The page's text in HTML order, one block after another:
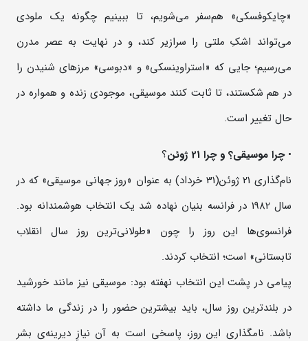
«چایکوفسکی» هم‌سفر می‌شویم، تا ببینیم چگونه یک ملودی
می‌تواند اشکِ ملتی را سرازیر کند، و در نهایت به عصر مدرن
می‌رسیم؛ جایی که «استراوینسکی» و «دبوسی» مرزهای شنیدن را
در هم شکستند، تا ثابت کنند موسیقی، موجودی زنده و همواره در
حال تغییر است.
•چرا موسیقی؟ و چرا 21 ژوئن؟
نام‌گذاری 21 ژوئن(31 خرداد) به عنوان «روز جهانی موسیقی» که در
سال 1982 در فرانسه بنیان نهاده شد یک انتخاب هوشمندانه بود.
فرانسوی‌ها این روز را چون «طولانی‌ترین روز سال انقلاب
تابستانی» است؛ انتخاب کردند.
پیامی در پشت این انتخاب نهفته بود: موسیقی نیز مانند خورشید
در بلندترین روز سال، باید بیشترین حضور را در زندگی ما داشته
باشد. نامگذاری این روز، پاسخی است به آن نیازِ دیرینه‌ی بشر